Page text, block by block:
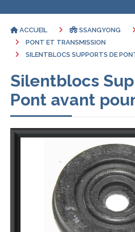
ACCUEIL SSANGYONG
PONT ET TRANSMISSION
SILENTBLOCS SUPPORTS DE
Silentblocs
Pont avant